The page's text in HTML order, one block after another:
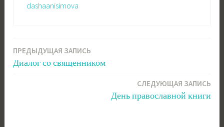
dashaanisimova
Навигация
по
ПРЕДЫДУЩАЯ ЗАПИСЬ
Диалог со священником
СЛЕДУЮЩАЯ ЗАПИСЬ
День православной книги